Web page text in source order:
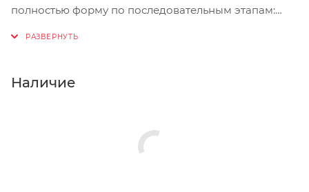
полностью форму по последовательным этапам:
Нажмите кнопку «Оформить заказ».
Наличие